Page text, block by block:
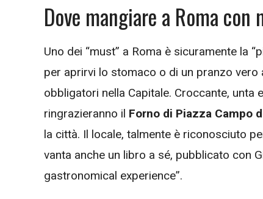
Dove mangiare a Roma con
Uno dei “must” a Roma è sicuramente la
per aprirvi lo stomaco o di un pranzo
obbligatori nella Capitale. Croccante,
ringrazieranno il Forno di Piazza Campo
la città. Il locale, talmente è riconosciuto
vanta anche un libro a sé, pubblicato con
gastronomical experience”.